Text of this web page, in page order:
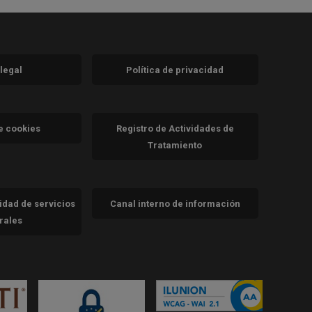
Política de privacidad
cookies
Registro de Actividades de
Tratamiento
de servicios
Canal interno de información